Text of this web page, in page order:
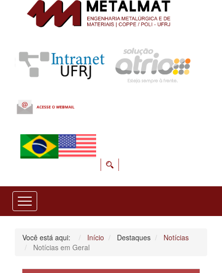
CONTEÚDO
Você está aqui: Início Destaques
Notícias
Notícias em Geral